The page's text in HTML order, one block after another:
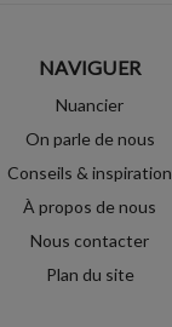
NAVIGUER
Nuancier
On parle de nous
Conseils & inspiration
À propos de nous
Nous contacter
Plan du site